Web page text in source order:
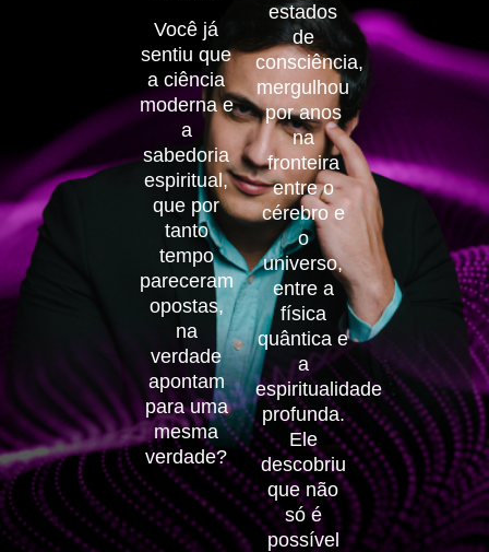
Você já
sentiu que
a ciência
moderna e
a
sabedoria
espiritual,
que por
tanto
tempo
pareceram
opostas,
na
verdade
apontam
para uma
mesma
verdade?
estados
de
consciência,
mergulhou
por anos
na
fronteira
entre o
cérebro e
o
universo,
entre a
física
quântica e
a
espiritualidade
profunda.
Ele
descobriu
que não
só é
possível